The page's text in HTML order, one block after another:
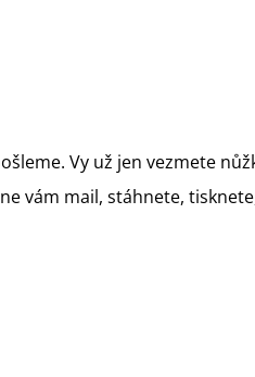
Vy už jen vezmete
vám mail, stáhnete,